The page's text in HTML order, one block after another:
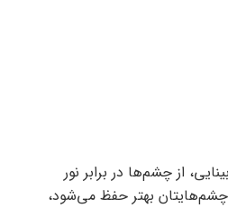
از چشم‌ها در برابر نور
بهتر حفظ می‌شود،